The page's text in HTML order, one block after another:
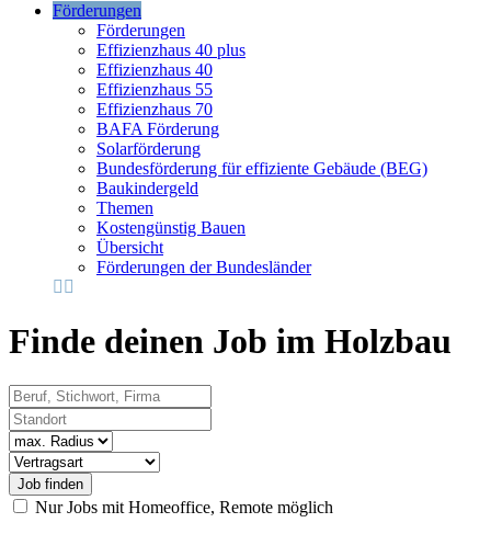
Förderungen
Förderungen
Effizienzhaus 40 plus
Effizienzhaus 40
Effizienzhaus 55
Effizienzhaus 70
BAFA Förderung
Solarförderung
Bundesförderung für effiziente Gebäude (BEG)
Baukindergeld
Themen
Kostengünstig Bauen
Übersicht
Förderungen der Bundesländer
Finde deinen Job im Holzbau
Beruf, Stichwort, Firma
Standort
Radius
Vertragsart
Nur Jobs mit Homeoffice, Remote möglich